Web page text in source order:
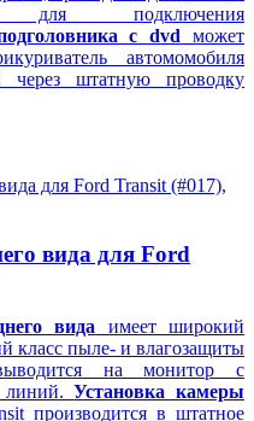
для подключения
с dvd может
автомомобиля
через штатную проводку
вида для Ford
вида имеет широкий
класс пыле- и влагозащиты
на монитор с
линий.Установка камеры
производится в штатное